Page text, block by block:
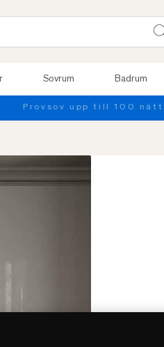
Sovrum Badrum
100 nätter. Läs mer